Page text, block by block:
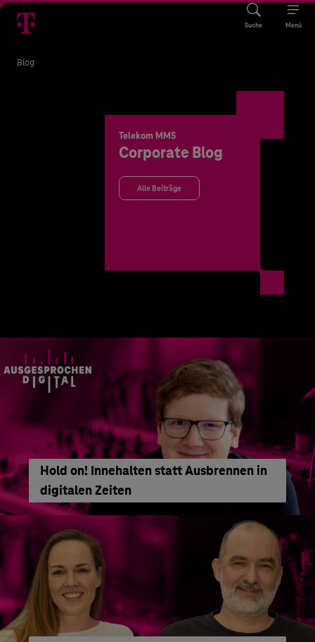
Suche Menü
Blog
Telekom MMS
Corporate Blog
Alle Beiträge
Hold on! Innehalten statt Ausbrennen in
digitalen Zeiten